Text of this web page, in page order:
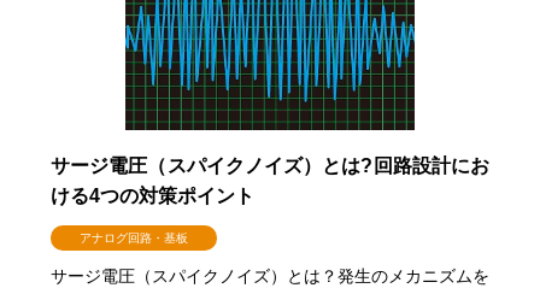
サージ電圧（スパイクノイズ）とは?回路設計にお
ける4つの対策ポイント
アナログ回路・基板
サージ電圧（スパイクノイズ）とは？発生のメカニズムを